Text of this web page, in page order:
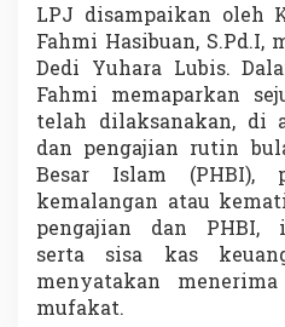
LPJ disampaikan oleh
Fahmi Hasibuan,
Dedi Yuhara Lubis.
Fahmi memaparkan
telah dilaksanakan, di
dan pengajian rutin
Besar Islam (PHBI),
kemalangan atau
pengajian dan PHBI,
serta sisa kas
menyatakan
mufakat.